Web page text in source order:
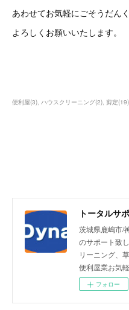
あわせてお気軽にごそうだんく
よろしくお願いいたします。
便利屋(3) ハウスクリーニング(2) 剪定(19)
トータルサ
茨城県鹿嶋市/
のサポート致
リーニング、
便利屋業お気
フォロー